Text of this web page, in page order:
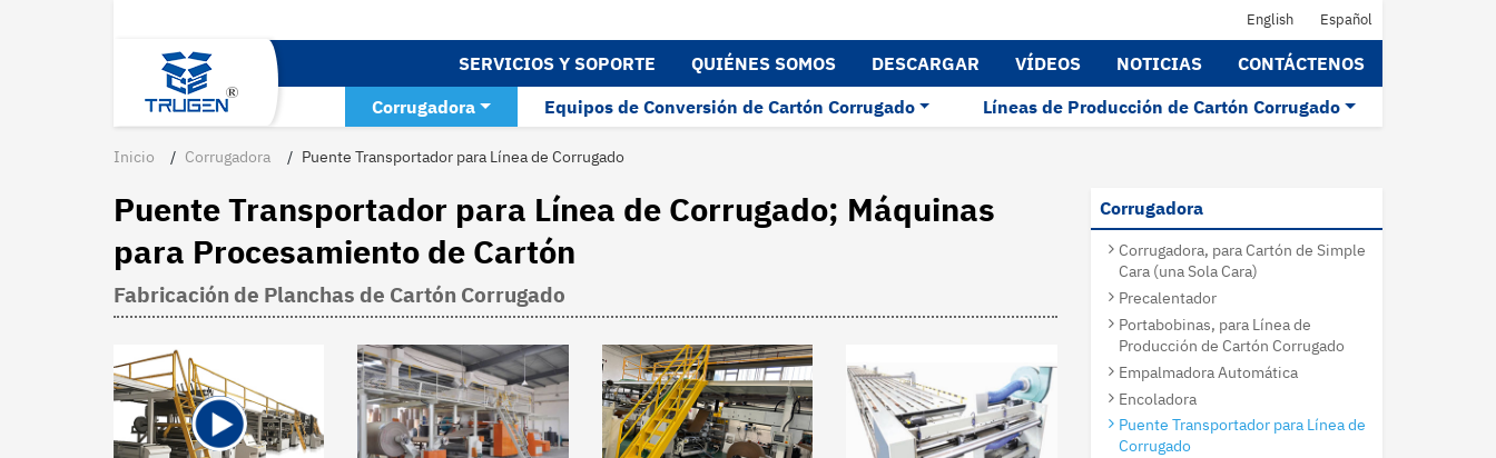
English Español
SERVICIOS Y SOPORTE QUIÉNES SOMOS DESCARGAR VÍDEOS NOTICIAS
CONTÁCTENOS
Corrugadora
Equipos de Conversión de Cartón Corrugado Líneas de Producción de Cartón Corrugado
Inicio Corrugadora Puente Transportador para Línea de Corrugado
Puente Transportador para Línea de Corrugado; Máquinas
para Procesamiento de Cartón
Fabricación de Planchas de Cartón Corrugado
Corrugadora
Corrugadora, para Cartón de Simple
Cara (una Sola Cara)
Precalentador
Portabobinas, para Línea de
Producción de Cartón Corrugado
Empalmadora Automática
Encoladora
Puente Transportador para Línea de
Corrugado